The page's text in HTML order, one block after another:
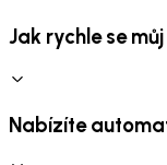
Jak rychle se
Nabízíte